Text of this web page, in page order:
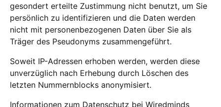
gesondert erteilte Zustimmung nicht benutzt, um Sie
persönlich zu identifizieren und die Daten werden
nicht mit personenbezogenen Daten über Sie als
Träger des Pseudonyms zusammengeführt.
Soweit IP-Adressen erhoben werden, werden diese
unverzüglich nach Erhebung durch Löschen des
letzten Nummernblocks anonymisiert.
Informationen zum Datenschutz bei Wiredminds